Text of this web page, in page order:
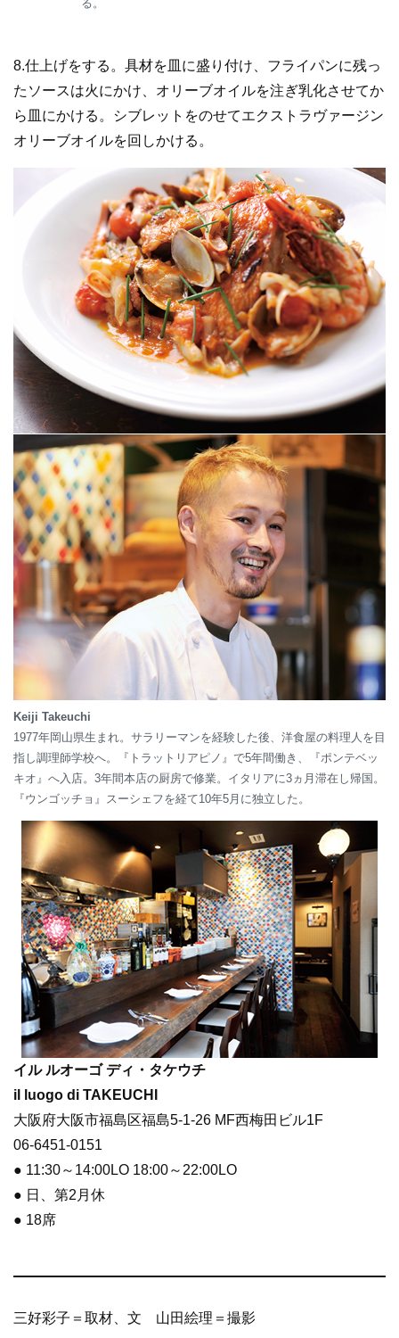
る。
8.仕上げをする。具材を皿に盛り付け、フライパンに残っ
たソースは火にかけ、オリーブオイルを注ぎ乳化させてか
ら皿にかける。シブレットをのせてエクストラヴァージン
オリーブオイルを回しかける。
Keiji Takeuchi
1977年岡山県生まれ。サラリーマンを経験した後、洋食屋の料理人を目
指し調理師学校へ。『トラットリアピノ』で5年間働き、『ポンテベッ
キオ』へ入店。3年間本店の厨房で修業。イタリアに3ヵ月滞在し帰国。
『ウンゴッチョ』スーシェフを経て10年5月に独立した。
イル ルオーゴ ディ・タケウチ
il luogo di TAKEUCHI
大阪府大阪市福島区福島5-1-26 MF西梅田ビル1F
06-6451-0151
● 11:30～14:00LO 18:00～22:00LO
● 日、第2月休
● 18席
三好彩子＝取材、文 山田絵理＝撮影